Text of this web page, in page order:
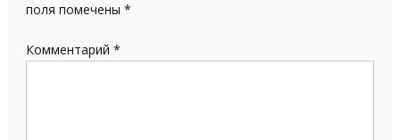
поля помечены *
Комментарий *